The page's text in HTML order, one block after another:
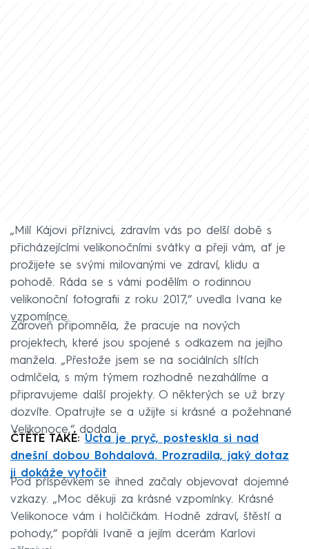
„Milí Kájovi příznivci, zdravím vás po delší době s
přicházejícími velikonočními svátky a přeji vám, ať je
prožijete se svými milovanými ve zdraví, klidu a
pohodě. Ráda se s vámi podělím o rodinnou
velikonoční fotografii z roku 2017,“ uvedla Ivana ke
vzpomínce.
Zároveň připomněla, že pracuje na nových
projektech, které jsou spojené s odkazem na jejího
manžela. „Přestože jsem se na sociálních sítích
odmlčela, s mým týmem rozhodně nezahálíme a
připravujeme další projekty. O některých se už brzy
dozvíte. Opatrujte se a užijte si krásné a požehnané
Velikonoce,“ dodala.
ČTĚTE TAKÉ: Úcta je pryč, posteskla si nad
dnešní dobou Bohdalová. Prozradila, jaký dotaz
ji dokáže vytočit
Pod příspěvkem se ihned začaly objevovat dojemné
vzkazy. „Moc děkuji za krásné vzpomínky. Krásné
Velikonoce vám i holčičkám. Hodně zdraví, štěstí a
pohody,“ popřáli Ivaně a jejím dcerám Karlovi